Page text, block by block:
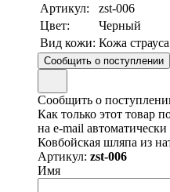
Артикул:
zst-006
Цвет:
Черный
Вид кожи: Кожа страуса
Сообщить о поступлении
Сообщить о
Как только этот товар
на e-mail
Ковбойская шляпа из
Артикул: zst-006
Имя